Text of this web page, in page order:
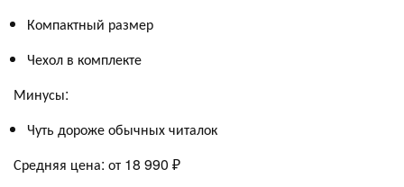
Компактный размер
Чехол в комплекте
Минусы:
Чуть дороже обычных читалок
Средняя цена: от 18 990 ₽